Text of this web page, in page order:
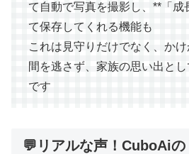
て自動で写真を撮影し、**「成
て保存してくれる機能も
これは見守りだけでなく、か
間を逃さず、家族の思い出と
です
💬リアルな声！CuboAi